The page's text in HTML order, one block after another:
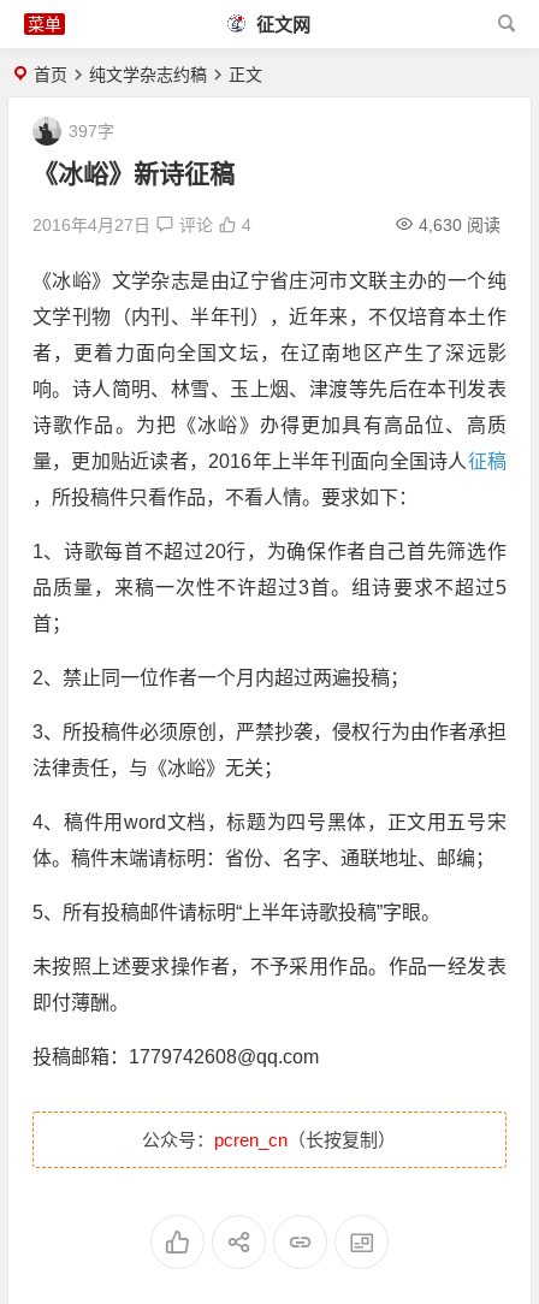
征文网
首页 纯文学杂志约稿 正文
《冰峪》新诗征稿
2016年4月27日 评论 4,630 阅读
4
397字
《冰峪》文学杂志是由辽宁省庄河市文联主办的一个纯
文学刊物（内刊、半年刊），近年来，不仅培育本土作
者，更着力面向全国文坛，在辽南地区产生了深远影
响。诗人简明、林雪、玉上烟、津渡等先后在本刊发表
诗歌作品。为把《冰峪》办得更加具有高品位、高质
量，更加贴近读者，2016年上半年刊面向全国诗人征稿
，所投稿件只看作品，不看人情。要求如下：
1、诗歌每首不超过20行，为确保作者自己首先筛选作
品质量，来稿一次性不许超过3首。组诗要求不超过5
首；
2、禁止同一位作者一个月内超过两遍投稿；
3、所投稿件必须原创，严禁抄袭，侵权行为由作者承担
法律责任，与《冰峪》无关；
4、稿件用word文档，标题为四号黑体，正文用五号宋
体。稿件末端请标明：省份、名字、通联地址、邮编；
5、所有投稿邮件请标明“上半年诗歌投稿”字眼。
未按照上述要求操作者，不予采用作品。作品一经发表
即付薄酬。
投稿邮箱：1779742608@qq.com
公众号： pcren_cn （长按复制）